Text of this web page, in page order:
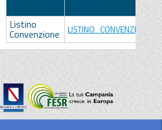
Allegato
Listino
Convenzione